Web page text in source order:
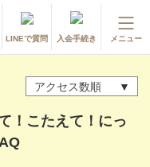
LINEで質問 入会手続き メニュー
アクセス数順
！こたえて！にっ